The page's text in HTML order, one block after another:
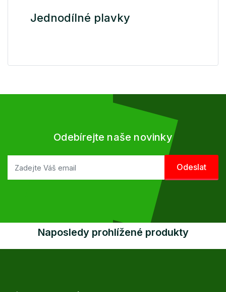
Jednodílné plavky
Odebírejte naše novinky
Naposledy prohlížené produkty